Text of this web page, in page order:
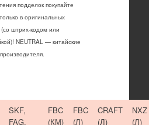
подделок покупайте
в оригинальных
(со штрих-кодом или
NEUTRAL — китайские
SKF,
FAG,
FBC
(КМ)
FBC
(Л)
CRAFT
(Л)
NXZ
(Л)